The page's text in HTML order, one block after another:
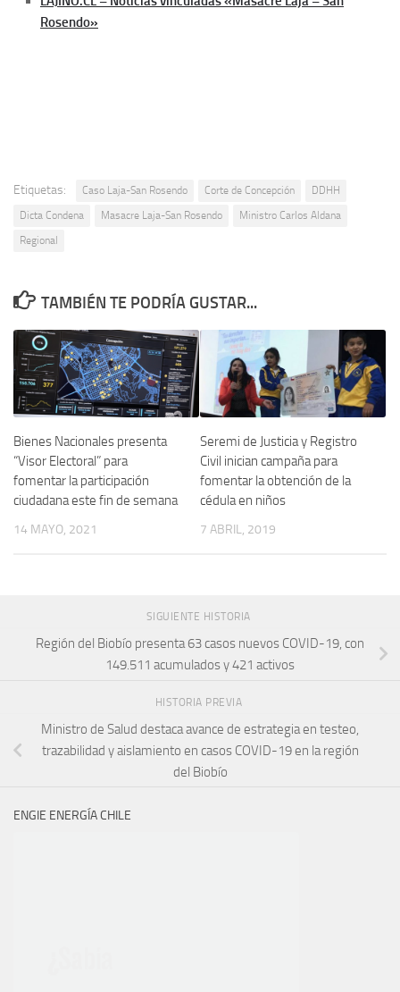
Rosendo»
Etiquetas: Caso Laja-San Rosendo Corte de Concepción
DDHH
Dicta Condena
Masacre Laja-San Rosendo
Ministro Carlos Aldana
Regional
TAMBIÉN TE PODRÍA GUSTAR...
Bienes Nacionales presenta
“Visor Electoral” para
fomentar la participación
ciudadana este fin de semana
14 MAYO, 2021
Seremi de Justicia y Registro
Civil inician campaña para
fomentar la obtención de la
cédula en niños
7 ABRIL, 2019
SIGUIENTE HISTORIA
Región del Biobío presenta 63 casos nuevos COVID-19, con
149.511 acumulados y 421 activos
HISTORIA PREVIA
Ministro de Salud destaca avance de estrategia en testeo,
trazabilidad y aislamiento en casos COVID-19 en la región
del Biobío
ENGIE ENERGÍA CHILE